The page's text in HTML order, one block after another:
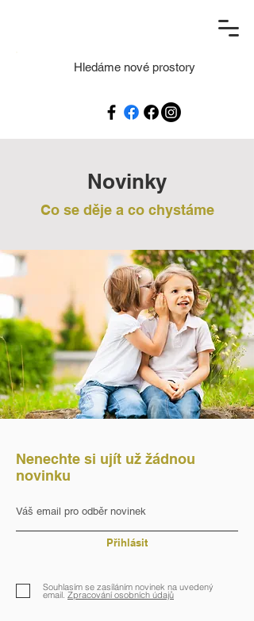
Hledáme nové prostory
Novinky
Co se děje a co chystáme
Nenechte si ujít už žádnou
novinku
Přihlásit
Souhlasím se zasíláním novinek na uvedený
email. Zpracování osobních údajů